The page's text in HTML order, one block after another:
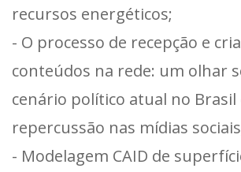
recursos energéticos;
- O processo de recepção e
conteúdos na rede: um olhar
cenário político atual no Brasil
repercussão nas mídias
- Modelagem CAID de